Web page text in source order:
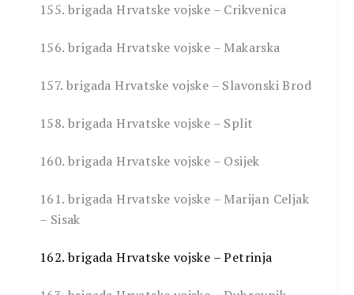
155. brigada Hrvatske vojske – Crikvenica
156. brigada Hrvatske vojske – Makarska
157. brigada Hrvatske vojske – Slavonski Brod
158. brigada Hrvatske vojske – Split
160. brigada Hrvatske vojske – Osijek
161. brigada Hrvatske vojske – Marijan Celjak
– Sisak
162. brigada Hrvatske vojske – Petrinja